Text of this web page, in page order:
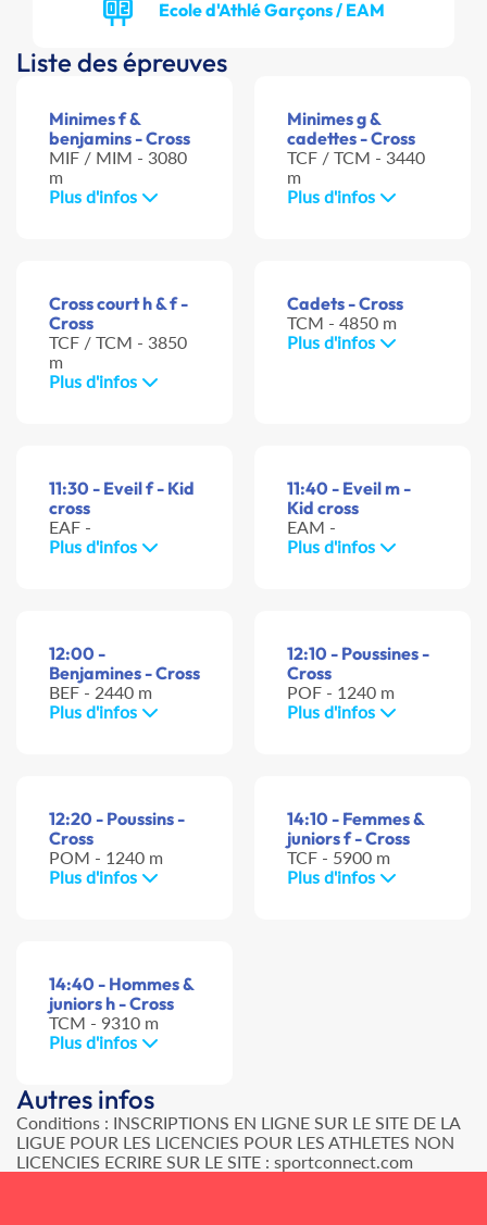
Ecole d'Athlé Garçons / EAM
Liste des épreuves
Minimes f &
benjamins - Cross
MIF / MIM - 3080
m
Plus d'infos
Minimes g &
cadettes - Cross
TCF / TCM - 3440
m
Plus d'infos
Cross court h & f -
Cross
TCF / TCM - 3850
m
Plus d'infos
Cadets - Cross
TCM - 4850 m
Plus d'infos
11:30 - Eveil f - Kid
cross
EAF -
Plus d'infos
11:40 - Eveil m -
Kid cross
EAM -
Plus d'infos
12:00 -
Benjamines - Cross
BEF - 2440 m
Plus d'infos
12:10 - Poussines -
Cross
POF - 1240 m
Plus d'infos
12:20 - Poussins -
Cross
POM - 1240 m
Plus d'infos
14:10 - Femmes &
juniors f - Cross
TCF - 5900 m
Plus d'infos
14:40 - Hommes &
juniors h - Cross
TCM - 9310 m
Plus d'infos
Autres infos
Conditions : INSCRIPTIONS EN LIGNE SUR LE SITE DE LA
LIGUE POUR LES LICENCIES POUR LES ATHLETES NON
LICENCIES ECRIRE SUR LE SITE : sportconnect.com